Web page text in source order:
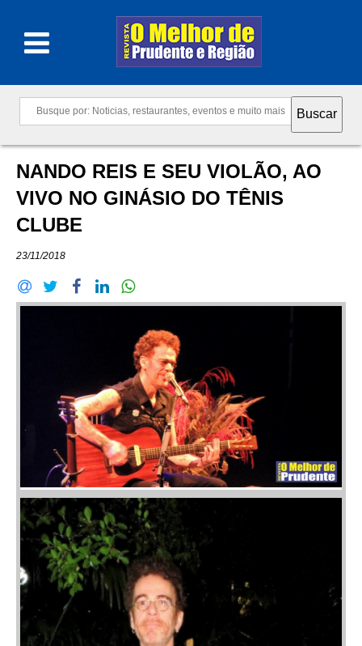
NANDO REIS E SEU VIOLÃO, AO
VIVO NO GINÁSIO DO TÊNIS
CLUBE
23/11/2018